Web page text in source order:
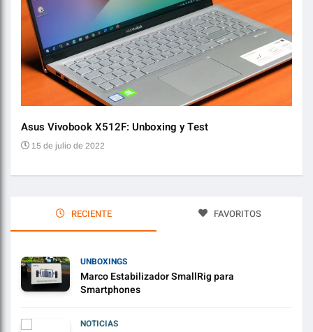
Asus Vivobook X512F: Unboxing y Test
15 de julio de 2022
RECIENTE FAVORITOS
UNBOXINGS
Marco Estabilizador SmallRig para
Smartphones
NOTICIAS